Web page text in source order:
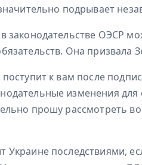
подрывает
законодательстве ОЭСР
Она призвала
к вам после
изменения
прошу рассмотреть
Украине последствиями,